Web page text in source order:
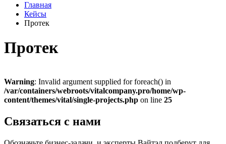
Главная
Кейсы
Протек
Протек
Warning: Invalid argument supplied for foreach() in
/var/containers/webroots/vitalcompany.pro/home/wp-
content/themes/vital/single-projects.php on line 25
Связаться с нами